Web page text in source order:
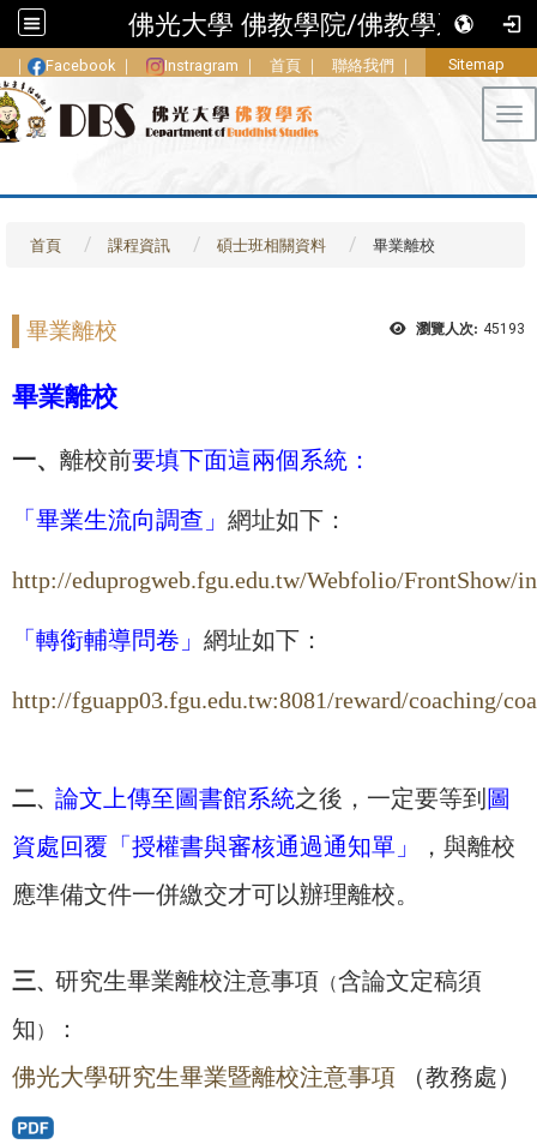
佛光大學 佛教學院/佛教學系
｜ Facebook ｜ Instragram ｜ 首頁 ｜ 聯絡我們 ｜ Sitemap
首頁 課程資訊 碩士班相關資料 畢業離校
瀏覽人次: 45193
畢業離校
畢業離校
一、 離校前要填下面這兩個系統：
「畢業生流向調查」 網址如下：
http://eduprogweb.fgu.edu.tw/Webfolio/FrontShow/
「轉銜輔導問卷」 網址如下：
http://fguapp03.fgu.edu.tw:8081/reward/coaching/
二、 論文上傳至圖書館系統之後，一定要等到 圖
資處回覆「授權書與審核通過通知單」
，與離校
應準備文件一併繳交才可以辦理離校。
三、 研究生畢業離校注意事項 （含論文定稿須
知 ）
：
佛光大學研究生畢業暨離校注意事項 （教務處）